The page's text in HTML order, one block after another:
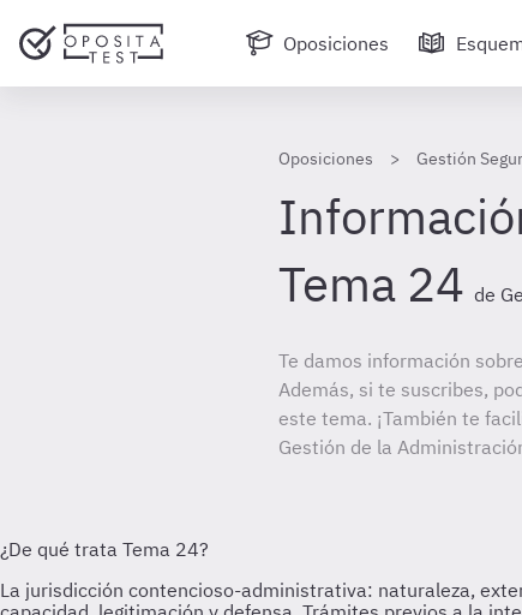
Oposiciones
Oposiciones Gestión
Tema 24 de
Te damos información
Además, si te suscribes,
este tema. ¡También te
Gestión de la